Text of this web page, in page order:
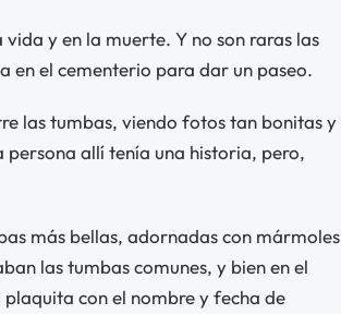
y en la muerte. Y no son raras las
en el cementerio para dar un paseo.
las tumbas, viendo fotos tan bonitas y
allí tenía una historia, pero,
más bellas, adornadas con mármoles
las tumbas comunes, y bien en el
con el nombre y fecha de